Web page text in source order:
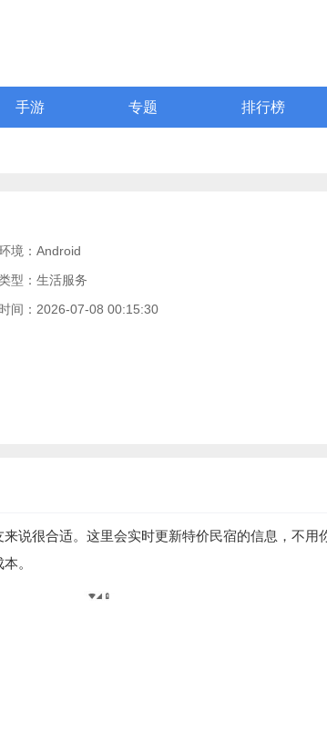
手游 专题 排行榜
境：Android
型：生活服务
间：2026-07-08 00:15:30
说很合适。这里会实时更新特价民宿的信息，不用
。